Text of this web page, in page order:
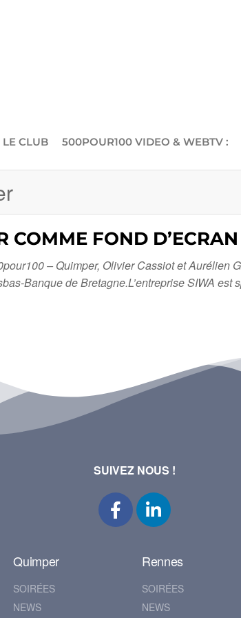
LE CLUB 500POUR100 VIDEO & WEBTV :
COMME FOND
– Quimper, Olivier Cassiot et Aurélien
Banque de Bretagne.L’entreprise SIWA
SUIVEZ NOUS !
Quimper
SOIRÉES
NEWS
Rennes
SOIRÉES
NEWS